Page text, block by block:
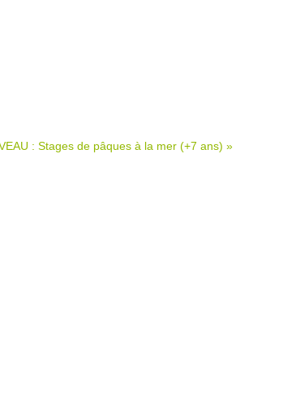
: Stages de pâques à la mer (+7 ans) »